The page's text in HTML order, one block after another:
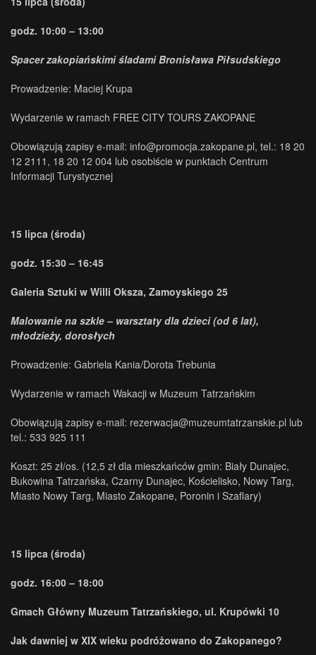
godz. 10:00 – 13:00
Spacer zakopiańskimi śladami Bronisława Piłsudskiego
Prowadzenie: Maciej Krupa
Wydarzenie w ramach FREE CITY TOURS ZAKOPANE
Obowiązują zapisy e-mail: info@promocja.zakopane.pl, tel.: 18 20
12 2111, 18 20 12 004 lub osobiście w punktach Centrum
Informacji Turystycznej
15 lipca (środa)
godz. 15:30 – 16:45
Galeria Sztuki w Willi Oksza, Zamoyskiego 25
Malowanie na szkle – warsztaty dla dzieci (od 6 lat),
młodzieży, dorosłych
Prowadzenie: Gabriela Kania/Dorota Trebunia
Wydarzenie w ramach Wakacji w Muzeum Tatrzańskim
Obowiązują zapisy e-mail: rezerwacja@muzeumtatrzanskie.pl lub
tel.: 533 925 111
Koszt: 25 zł/os. (12,5 zł dla mieszkańców gmin: Biały Dunajec,
Bukowina Tatrzańska, Czarny Dunajec, Kościelisko, Nowy Targ,
Miasto Nowy Targ, Miasto Zakopane, Poronin i Szaflary)
15 lipca (środa)
godz. 16:00 – 18:00
Gmach Główny Muzeum Tatrzańskiego, ul. Krupówki 10
Jak dawniej w XIX wieku podróżowano do Zakopanego?